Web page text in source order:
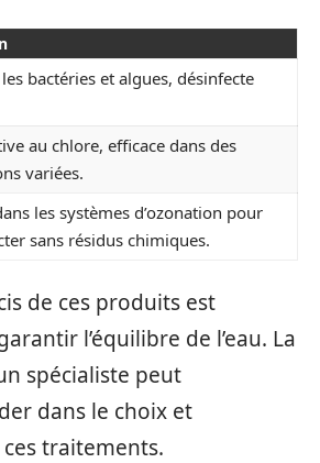
bactéries et algues, désinfecte
au chlore, efficace dans des
variées.
les systèmes d’ozonation pour
sans résidus chimiques.
de ces produits est
l’équilibre de l’eau. La
spécialiste peut
dans le choix et
traitements.